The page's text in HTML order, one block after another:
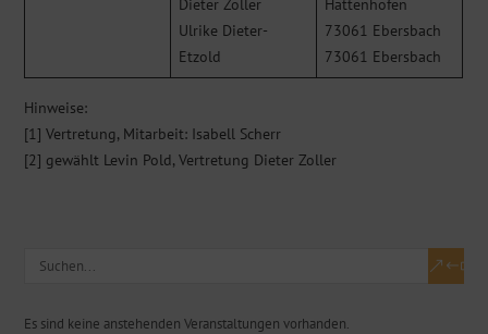
Ulrike Dieter-
Etzold
73061 Ebersbach
73061 Ebersbach
Hinweise:
[1] Vertretung, Mitarbeit: Isabell Scherr
[2] gewählt Levin Pold, Vertretung Dieter Zoller
Es sind keine anstehenden Veranstaltungen vorhanden.